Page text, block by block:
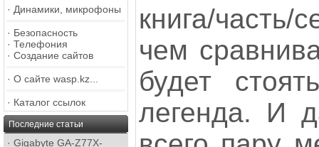
· Динамики, микрофоны
· Безопасность
· Телефония
· Создание сайтов
· О сайте wasp.kz...
· Каталог ссылок
Последние статьи
· Gigabyte GA-Z77X-
книга/
чем
будет
легенда. И